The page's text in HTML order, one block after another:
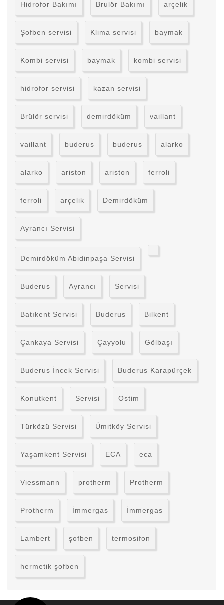
Hidrofor Bakımı Brulör Bakımı arçelik
Şofben servisi Klima servisi baymak
Kombi servisi baymak kombi servisi
hidrofor servisi kazan servisi
Brülör servisi demirdöküm vaillant
vaillant buderus buderus alarko
alarko ariston ariston ferroli
ferroli arçelik Demirdöküm
Ayrancı Servisi
Demirdöküm Abidinpaşa Servisi
Buderus Ayrancı Servisi
Batıkent Servisi Buderus Bilkent
Çankaya Servisi Çayyolu Gölbaşı
Buderus İncek Servisi Buderus Karapürçek
Konutkent Servisi Ostim
Türközü Servisi Ümitköy Servisi
Yaşamkent Servisi ECA eca
Viessmann protherm Protherm
Protherm İmmergas İmmergas
Lambert şofben termosifon
hermetik şofben